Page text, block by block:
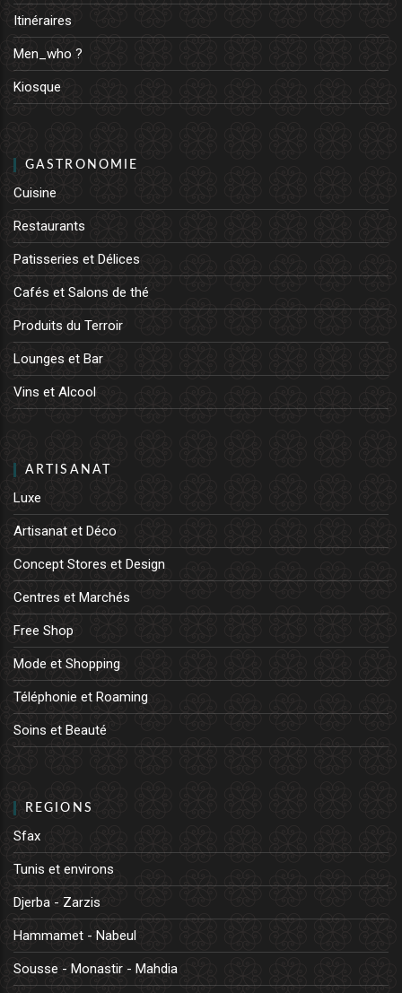
Itinéraires
Men_who ?
Kiosque
GASTRONOMIE
Cuisine
Restaurants
Patisseries et Délices
Cafés et Salons de thé
Produits du Terroir
Lounges et Bar
Vins et Alcool
ARTISANAT
Luxe
Artisanat et Déco
Concept Stores et Design
Centres et Marchés
Free Shop
Mode et Shopping
Téléphonie et Roaming
Soins et Beauté
REGIONS
Sfax
Tunis et environs
Djerba - Zarzis
Hammamet - Nabeul
Sousse - Monastir - Mahdia